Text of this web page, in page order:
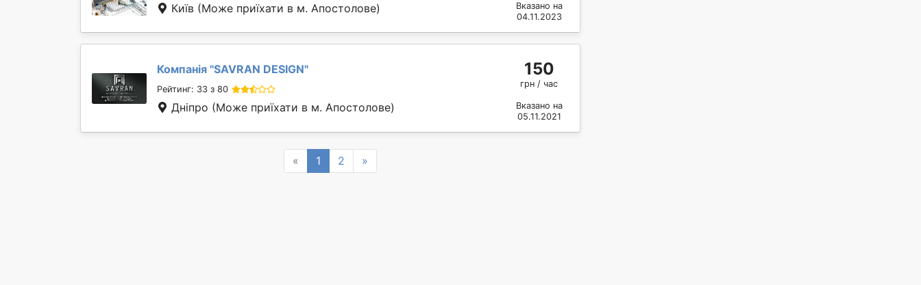
Київ (Може приїхати в м. Апостолове)
Вказано на
04.11.2023
Компанія "SAVRAN DESIGN"
Рейтинг: 33 з 80
Дніпро (Може приїхати в м. Апостолове)
150
грн / час
Вказано на
05.11.2021
« Previous
1 2 »